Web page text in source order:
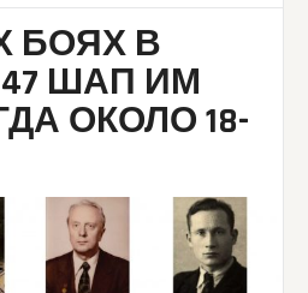
БОЯХ В
ШАП ИМ
ОКОЛО 18-